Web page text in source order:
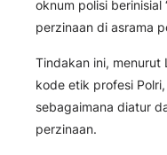
oknum polisi berinisial
perzinaan di asrama
Tindakan ini, menurut
kode etik profesi
sebagaimana diatur
perzinaan.